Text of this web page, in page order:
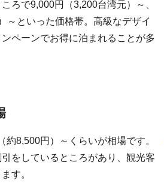
ろで9,000円（3,200台湾元）～、
～といった価格帯。高級なデザイ
ペーンでお得に泊まれることが多
8,500円）～くらいが相場です。
をしているところがあり、観光客
す。